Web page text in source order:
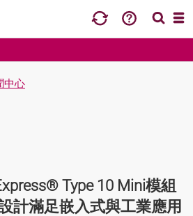
中心
Type 10 Mini模組
計滿足嵌入式與工業應用